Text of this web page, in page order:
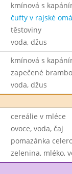
kmínová s
čufty v rajské
těstoviny
voda, džus
kmínová s
zapečené
voda, džus
cereálie v mléce
ovoce, voda, čaj
pomazánka
zelenina, mléko,